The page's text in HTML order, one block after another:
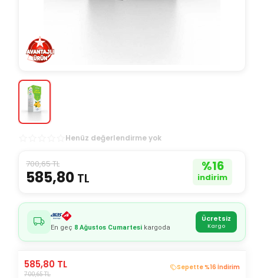
Henüz değerlendirme yok
700,65 TL
585,80 TL
%16
indirim
En geç 8 Ağustos Cumartesi kargoda
Ücretsiz
Kargo
585,80 TL
700,65TL
Sepette %16 İndirim